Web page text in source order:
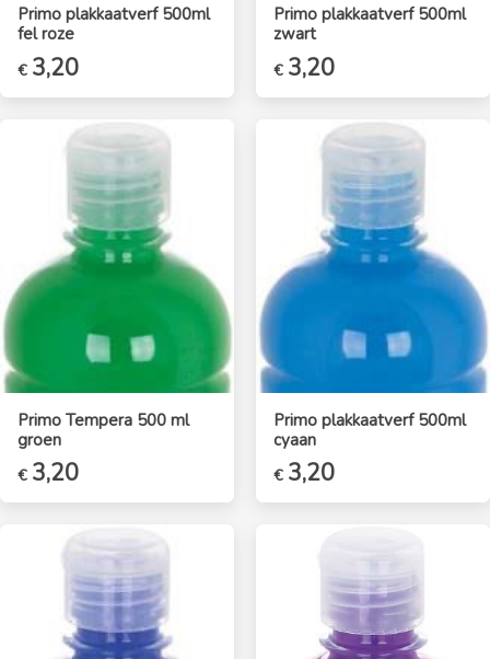
Primo plakkaatverf 500ml
fel roze
€ 3,20
Primo plakkaatverf 500ml
zwart
€ 3,20
Primo Tempera 500 ml
groen
€ 3,20
Primo plakkaatverf 500ml
cyaan
€ 3,20